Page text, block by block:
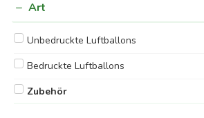
Art
Unbedruckte Luftballons
Bedruckte Luftballons
Zubehör